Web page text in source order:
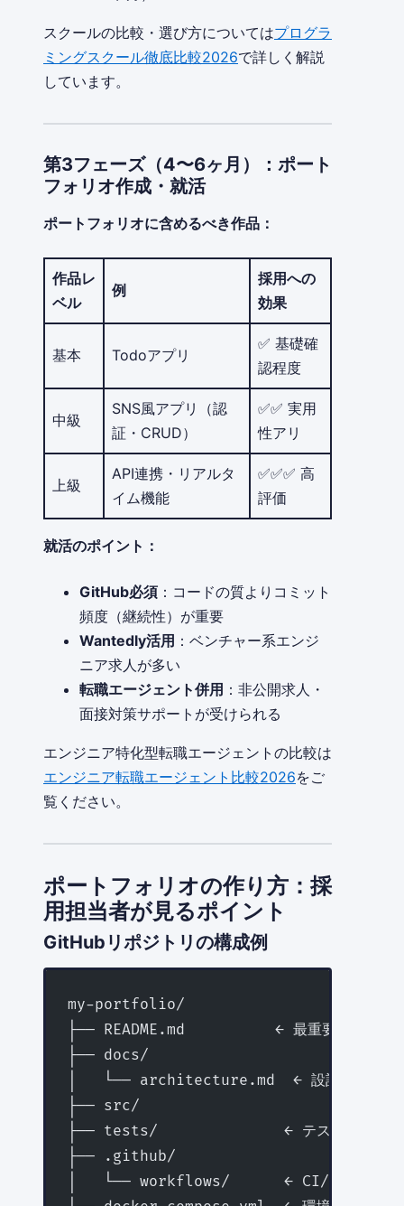
スクールの比較・選び方についてはプログラ
ミングスクール徹底比較2026で詳しく解説
しています。
第3フェーズ（4〜6ヶ月）：ポート
フォリオ作成・就活
ポートフォリオに含めるべき作品：
作品レ
ベル
例
採用への
効果
基本 Todoアプリ
✅ 基礎確
認程度
中級
SNS風アプリ（認
証・CRUD）
✅✅ 実用
性アリ
上級
API連携・リアルタ
イム機能
✅✅✅ 高
評価
就活のポイント：
GitHub必須 ：コードの質よりコミット
頻度（継続性）が重要
Wantedly活用 ：ベンチャー系エンジ
ニア求人が多い
転職エージェント併用 ：非公開求人・
面接対策サポートが受けられる
エンジニア特化型転職エージェントの比較は
エンジニア転職エージェント比較2026をご
覧ください。
ポートフォリオの作り方：採
用担当者が見るポイント
GitHubリポジトリの構成例
my-portfolio/
├── README.md          ← 最重要：プロジェ
├── docs/
│   └── architecture.md  ← 設計意図を書
├── src/
├── tests/              ← テストがあると
├── .github/
│   └── workflows/      ← CI/CDがあると